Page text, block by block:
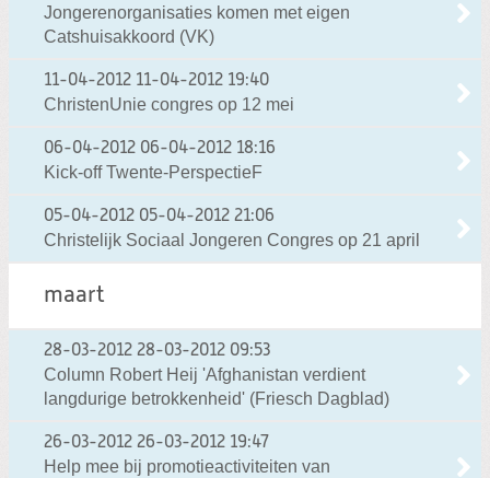
Jongerenorganisaties komen met eigen
Catshuisakkoord (VK)
11-04-2012 11-04-2012 19:40
ChristenUnie congres op 12 mei
06-04-2012 06-04-2012 18:16
Kick-off Twente-PerspectieF
05-04-2012 05-04-2012 21:06
Christelijk Sociaal Jongeren Congres op 21 april
maart
28-03-2012 28-03-2012 09:53
Column Robert Heij 'Afghanistan verdient
langdurige betrokkenheid' (Friesch Dagblad)
26-03-2012 26-03-2012 19:47
Help mee bij promotieactiviteiten van